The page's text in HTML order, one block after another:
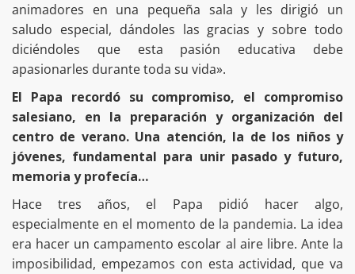
animadores en una pequeña sala y les dirigió un
saludo especial, dándoles las gracias y sobre todo
diciéndoles que esta pasión educativa debe
apasionarles durante toda su vida».
El Papa recordó su compromiso, el compromiso
salesiano, en la preparación y organización del
centro de verano. Una atención, la de los niños y
jóvenes, fundamental para unir pasado y futuro,
memoria y profecía…
Hace tres años, el Papa pidió hacer algo,
especialmente en el momento de la pandemia. La idea
era hacer un campamento escolar al aire libre. Ante la
imposibilidad, empezamos con esta actividad, que va